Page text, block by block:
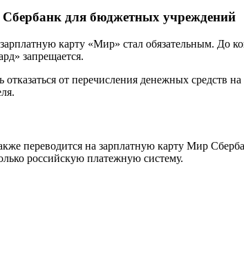
для бюджетных учреждений
карту «Мир» стал обязательным. До
запрещается.
отказаться от перечисления денежных средств
переводится на зарплатную карту Мир
российскую платежную систему.